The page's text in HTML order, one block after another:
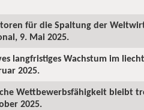
für die Spaltung der
9. Mai 2025.
langfristiges Wachstum im
2025.
Wettbewerbsfähigkeit bleibt
2025.